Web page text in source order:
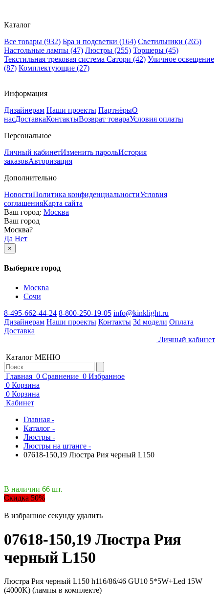
Каталог
Все товары (932) Бра и подсветки (164) Светильники (265)
Настольные лампы (47) Люстры (255) Торшеры (45)
Текстильная трековая система Сатори (42) Уличное освещение
(87) Комплектующие (27)
Информация
Дизайнерам Наши проекты ПартнёрыО
насДоставкаКонтактыВозврат товараУсловия оплаты
Персональное
Личный кабинетИзменить парольИстория
заказовАвторизация
Дополнительно
НовостиПолитика конфиденциальностиУсловия
соглашенияКарта сайта
Ваш город: Москва
Ваш город
Москва?
Да Нет
×
Выберите город
Москва
Сочи
8-495-662-44-24 8-800-250-19-05 info@kinklight.ru
Дизайнерам Наши проекты Контакты 3d модели Оплата
Доставка
Личный кабинет
Каталог МЕНЮ
Главная 0 Сравнение 0 Избранное
0 Корзина
0 Корзина
Кабинет
Главная -
Каталог -
Люстры -
Люстры на штанге -
07618-150,19 Люстра Рия черный L150
В наличии 66 шт.
Скидка 50%
В избранное секунду удалить
07618-150,19 Люстра Рия
черный L150
Люстра Рия черный L150 h116/86/46 GU10 5*5W+Led 15W
(4000K) (лампы в комплекте)